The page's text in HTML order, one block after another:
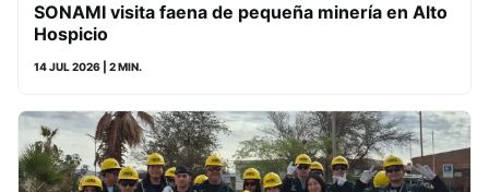
SONAMI visita faena de pequeña minería en Alto
Hospicio
14 JUL 2026 | 2 MIN.